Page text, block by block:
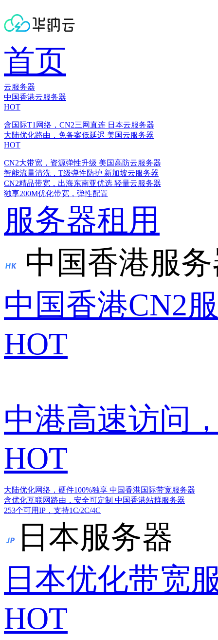
首页
云服务器
中国香港云服务器
HOT
含国际T1网络，CN2三网直连 日本云服务器
大陆优化路由，免备案低延迟 美国云服务器
HOT
CN2大带宽，资源弹性升级 美国高防云服务器
智能流量清洗，T级弹性防护 新加坡云服务器
CN2精品带宽，出海东南亚优选 轻量云服务器
独享200M优化带宽，弹性配置
服务器租用
中国香港服
中国香港CN2
HOT
中港高速访问
HOT
大陆优化网络，硬件100%独享 中国香港国际带宽服务器
含优化互联网路由，安全可定制 中国香港站群服务器
253个可用IP，支持1C/2C/4C
日本服务器
日本优化带宽
HOT